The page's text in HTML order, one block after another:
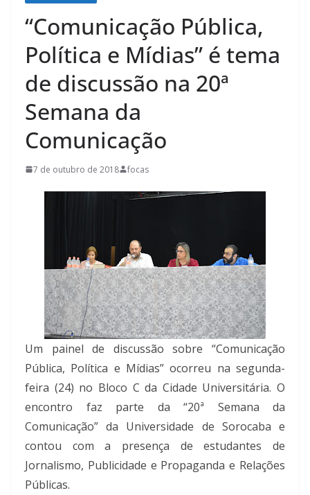
“Comunicação Pública,
Política e Mídias” é tema
de discussão na 20ª
Semana da
Comunicação
7 de outubro de 2018 focas
Um painel de discussão sobre “Comunicação
Pública, Política e Mídias” ocorreu na segunda-
feira (24) no Bloco C da Cidade Universitária. O
encontro faz parte da “20ª Semana da
Comunicação” da Universidade de Sorocaba e
contou com a presença de estudantes de
Jornalismo, Publicidade e Propaganda e Relações
Públicas.